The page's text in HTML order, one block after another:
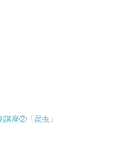
座②「昆虫」